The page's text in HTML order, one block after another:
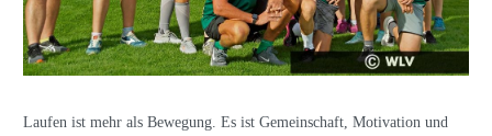
Laufen ist mehr als Bewegung. Es ist Gemeinschaft, Motivation und